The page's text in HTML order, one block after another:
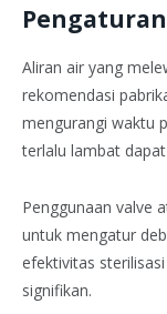
Aliran air yang
rekomendasi
mengurangi waktu
terlalu lambat
Penggunaan valve
untuk mengatur
efektivitas
signifikan.